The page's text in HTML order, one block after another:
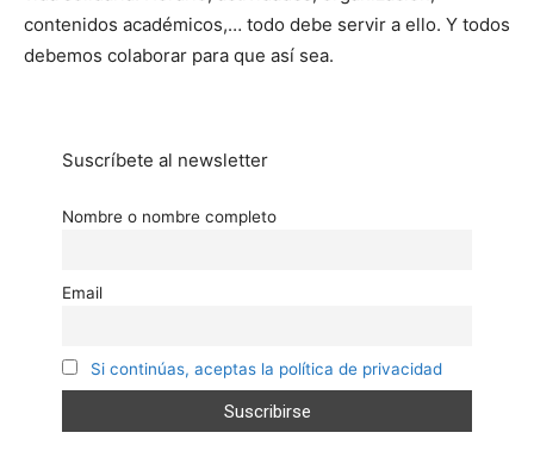
contenidos académicos,… todo debe servir a ello. Y todos
debemos colaborar para que así sea.
Suscríbete al newsletter
Nombre o nombre completo
Email
Si continúas, aceptas la política de privacidad